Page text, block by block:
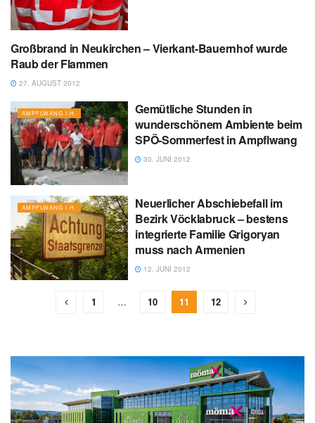
AMPFLWANG I.H.
Großbrand in Neukirchen – Vierkant-Bauernhof wurde
Raub der Flammen
27. AUGUST 2012
AMPFLWANG I.H.
Gemütliche Stunden in
wunderschönem Ambiente beim
SPÖ-Sommerfest in Ampflwang
30. JUNI 2012
AMPFLWANG I.H.
Neuerlicher Abschiebefall im
Bezirk Vöcklabruck – bestens
integrierte Familie Grigoryan
muss nach Armenien
12. JUNI 2012
1 … 10 11 12